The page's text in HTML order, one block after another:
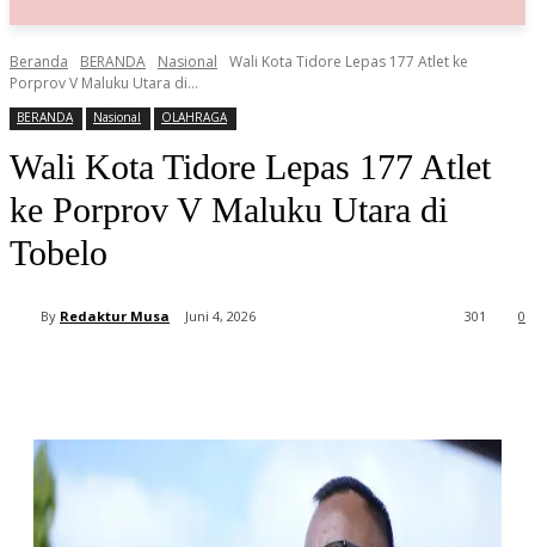
Beranda BERANDA Nasional
Wali Kota Tidore Lepas 177 Atlet ke
Porprov V Maluku Utara di...
BERANDA Nasional OLAHRAGA
Wali Kota Tidore Lepas 177 Atlet
ke Porprov V Maluku Utara di
Tobelo
By Redaktur Musa Juni 4, 2026 0
301